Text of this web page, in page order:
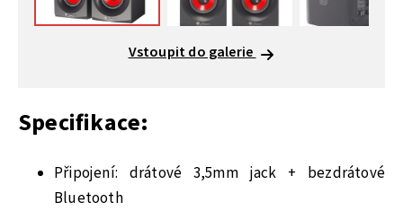
Vstoupit do galerie
Specifikace:
Připojení: drátové 3,5mm jack + bezdrátové
Bluetooth